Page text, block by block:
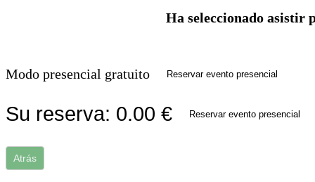
Ha seleccionado asistir
Modo presencial gratuito Reservar evento presencial
Su reserva: 0.00 € Reservar evento presencial
Atrás